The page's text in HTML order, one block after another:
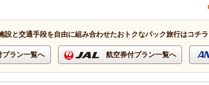
設と交通手段を自由に組み合わせたおトクなパック旅行はコチラ
ラン一覧へ 航空券付プラン一覧へ